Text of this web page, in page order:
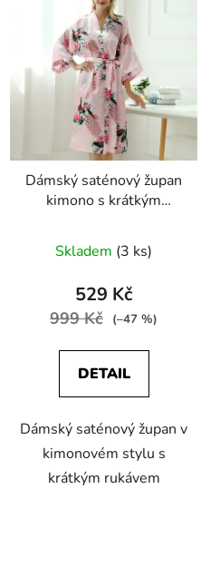
Dámský saténový župan
kimono s krátkým
Skladem (3 ks)
529 Kč
999 Kč (–47 %)
DETAIL
Dámský saténový župan v
kimonovém stylu s
krátkým rukávem